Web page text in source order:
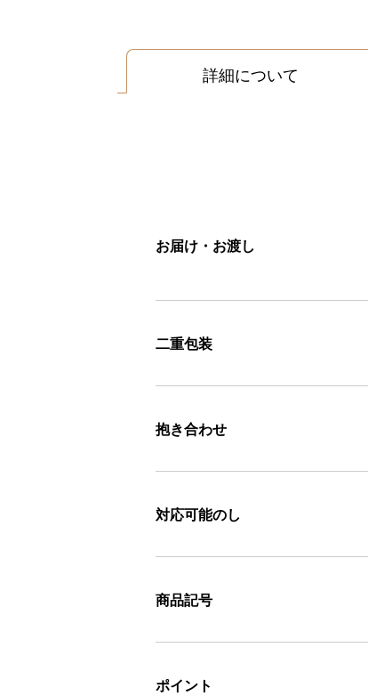
詳細について
お届け・お渡し
二重包装
抱き合わせ
対応可能のし
商品記号
ポイント